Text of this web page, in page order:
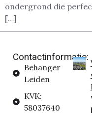
ondergrond die
[…]
Contactinformatie:
Behanger
Leiden
KVK:
58037640